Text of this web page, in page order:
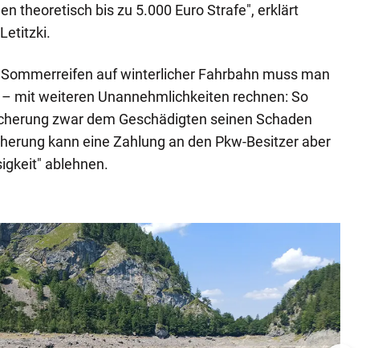
theoretisch bis zu 5.000 Euro Strafe", erklärt
auf winterlicher Fahrbahn muss man
mit weiteren Unannehmlichkeiten rechnen: So
zwar dem Geschädigten seinen Schaden
kann eine Zahlung an den Pkw-Besitzer aber
ablehnen.